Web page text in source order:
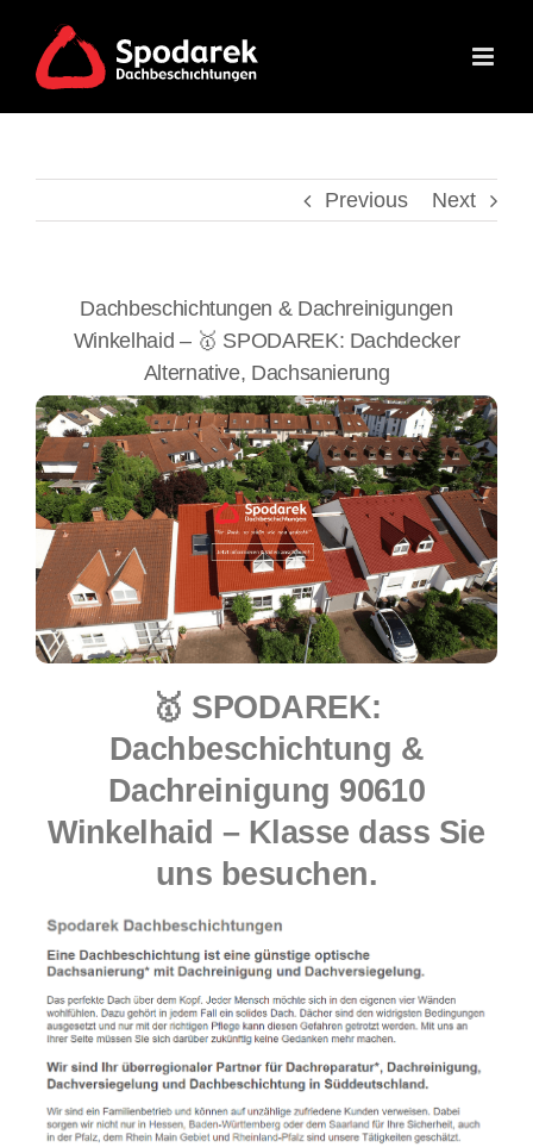
content
Previous Next
Dachbeschichtungen & Dachreinigungen
Winkelhaid – 🥇 SPODAREK: Dachdecker
Alternative, Dachsanierung
🥇 SPODAREK:
Dachbeschichtung &
Dachreinigung 90610
Winkelhaid – Klasse dass Sie
uns besuchen.